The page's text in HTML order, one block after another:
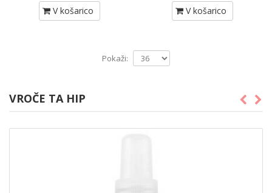
V košarico V košarico
Pokaži:
VROČE TA HIP